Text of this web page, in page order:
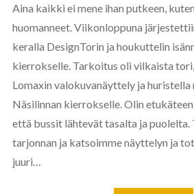
Aina kaikki ei mene ihan putkeen,
huomanneet. Viikonloppuna
keralla DesignTorin ja houkuttelin
kierrokselle. Tarkoitus oli vilkaista
Lomaxin valokuvanäyttely ja huristella
Näsilinnan kierrokselle. Olin
että bussit lähtevät tasalta ja
tarjonnan ja katsoimme näyttelyn ja
juuri…